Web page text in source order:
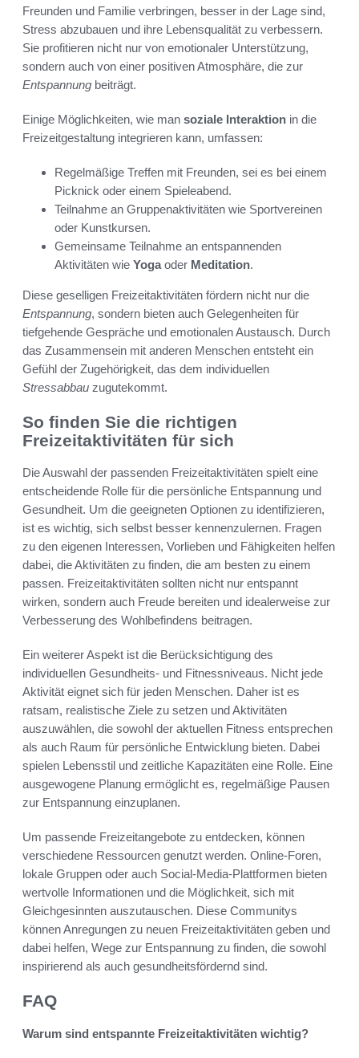
Freunden und Familie verbringen, besser in der Lage sind,
Stress abzubauen und ihre Lebensqualität zu verbessern.
Sie profitieren nicht nur von emotionaler Unterstützung,
sondern auch von einer positiven Atmosphäre, die zur
Entspannung beiträgt.
Einige Möglichkeiten, wie man soziale Interaktion in die
Freizeitgestaltung integrieren kann, umfassen:
Regelmäßige Treffen mit Freunden, sei es bei einem
Picknick oder einem Spieleabend.
Teilnahme an Gruppenaktivitäten wie Sportvereinen
oder Kunstkursen.
Gemeinsame Teilnahme an entspannenden
Aktivitäten wie Yogaoder Meditation.
Diese geselligen Freizeitaktivitäten fördern nicht nur die
Entspannung, sondern bieten auch Gelegenheiten für
tiefgehende Gespräche und emotionalen Austausch. Durch
das Zusammensein mit anderen Menschen entsteht ein
Gefühl der Zugehörigkeit, das dem individuellen
Stressabbau zugutekommt.
So finden Sie die richtigen
Freizeitaktivitäten für sich
Die Auswahl der passenden Freizeitaktivitäten spielt eine
entscheidende Rolle für die persönliche Entspannung und
Gesundheit. Um die geeigneten Optionen zu identifizieren,
ist es wichtig, sich selbst besser kennenzulernen. Fragen
zu den eigenen Interessen, Vorlieben und Fähigkeiten helfen
dabei, die Aktivitäten zu finden, die am besten zu einem
passen. Freizeitaktivitäten sollten nicht nur entspannt
wirken, sondern auch Freude bereiten und idealerweise zur
Verbesserung des Wohlbefindens beitragen.
Ein weiterer Aspekt ist die Berücksichtigung des
individuellen Gesundheits- und Fitnessniveaus. Nicht jede
Aktivität eignet sich für jeden Menschen. Daher ist es
ratsam, realistische Ziele zu setzen und Aktivitäten
auszuwählen, die sowohl der aktuellen Fitness entsprechen
als auch Raum für persönliche Entwicklung bieten. Dabei
spielen Lebensstil und zeitliche Kapazitäten eine Rolle. Eine
ausgewogene Planung ermöglicht es, regelmäßige Pausen
zur Entspannung einzuplanen.
Um passende Freizeitangebote zu entdecken, können
verschiedene Ressourcen genutzt werden. Online-Foren,
lokale Gruppen oder auch Social-Media-Plattformen bieten
wertvolle Informationen und die Möglichkeit, sich mit
Gleichgesinnten auszutauschen. Diese Communitys
können Anregungen zu neuen Freizeitaktivitäten geben und
dabei helfen, Wege zur Entspannung zu finden, die sowohl
inspirierend als auch gesundheitsfördernd sind.
FAQ
Warum sind entspannte Freizeitaktivitäten wichtig?